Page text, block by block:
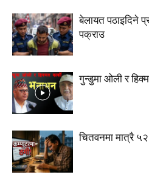
बेलायत पठाइदिने
पक्राउ
गुन्डुमा ओली र
चितवनमा मात्रै